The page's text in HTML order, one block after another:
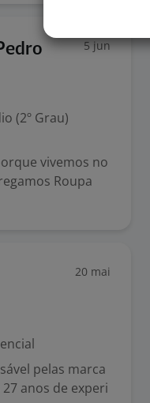
5 jun
(2º Grau)
vivemos no
Roupa
20 mai
pelas marca
anos de experi